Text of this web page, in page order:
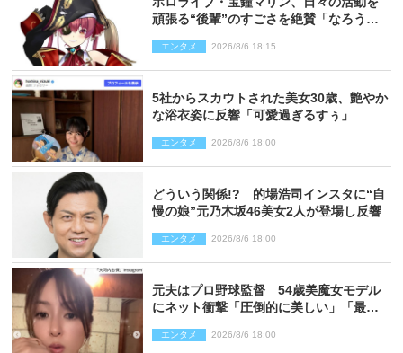
頑張る“後輩”のすごさを絶賛「なろう系
エンタメ 2026/8/6 18:15
5社からスカウトされた美女30歳、艶やか
な浴衣姿に反響「可愛過ぎるすぅ」
エンタメ 2026/8/6 18:00
どういう関係!? 的場浩司インスタに“自
慢の娘”元乃木坂46美女2人が登場し反響
エンタメ 2026/8/6 18:00
元夫はプロ野球監督 54歳美魔女モデル
にネット衝撃「圧倒的に美しい」「最強
エンタメ 2026/8/6 18:00